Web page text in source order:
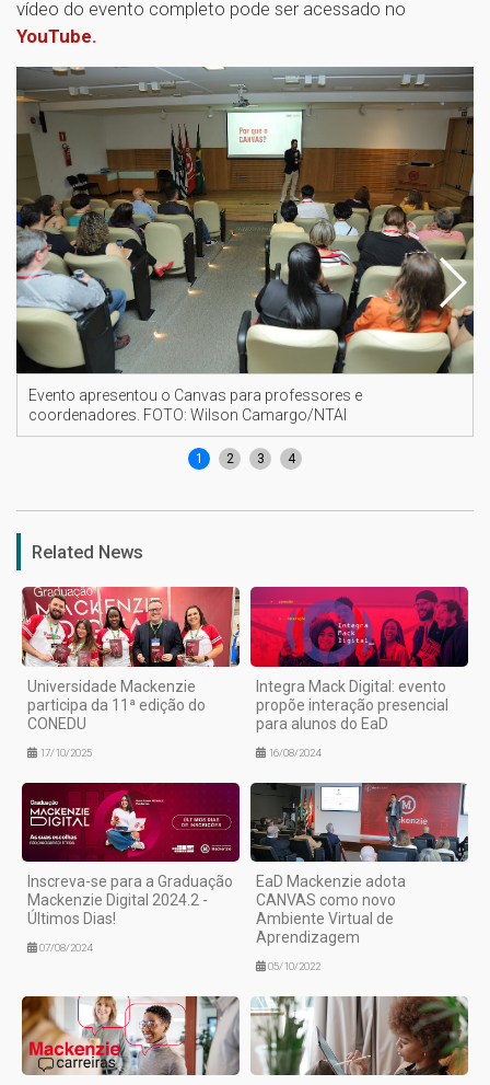
vídeo do evento completo pode ser acessado no
YouTube.
Evento apresentou o Canvas para professores e
coordenadores. FOTO: Wilson Camargo/NTAI
1 2 3 4
Related News
Universidade Mackenzie
participa da 11ª edição do
CONEDU
17/10/2025
Integra Mack Digital: evento
propõe interação presencial
para alunos do EaD
16/08/2024
Inscreva-se para a Graduação
Mackenzie Digital 2024.2 -
Últimos Dias!
07/08/2024
EaD Mackenzie adota
CANVAS como novo
Ambiente Virtual de
Aprendizagem
05/10/2022